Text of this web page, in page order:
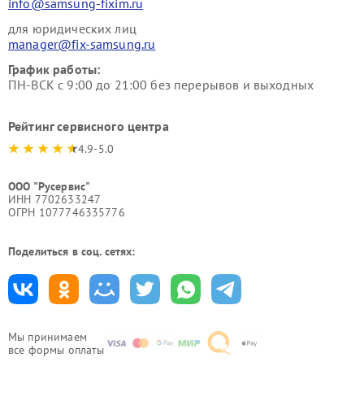
Мы принимаем
все формы оплаты
info@samsung-fixim.ru
для юридических лиц
manager@fix-samsung.ru
График работы:
ПН-ВСК с 9:00 до 21:00 без перерывов и выходных
Рейтинг сервисного центра
4.9-5.0
ООО "Русервис"
ИНН 7702633247
ОГРН 1077746335776
Поделиться в соц. сетях: